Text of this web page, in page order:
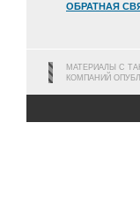
ОБРАТНАЯ
МАТЕРИАЛЫ С
КОМПАНИЙ